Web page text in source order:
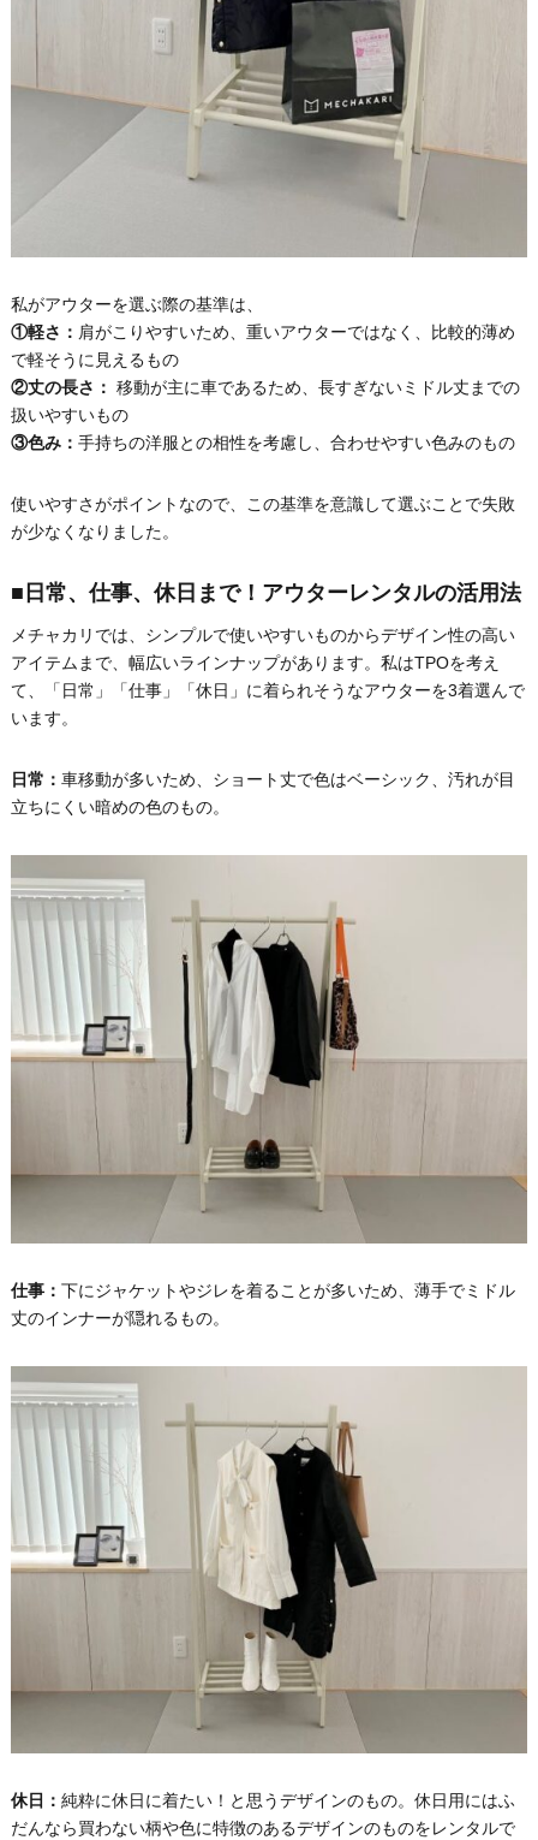
私がアウターを選ぶ際の基準は、
①軽さ： 肩がこりやすいため、重いアウターではなく、比較的薄め
で軽そうに見えるもの
②丈の長さ： 移動が主に車であるため、長すぎないミドル丈までの
扱いやすいもの
③色み： 手持ちの洋服との相性を考慮し、合わせやすい色みのもの
使いやすさがポイントなので、この基準を意識して選ぶことで失敗
が少なくなりました。
■日常、仕事、休日まで！アウターレンタルの活用法
メチャカリでは、シンプルで使いやすいものからデザイン性の高い
アイテムまで、幅広いラインナップがあります。私はTPOを考え
て、「日常」「仕事」「休日」に着られそうなアウターを3着選んで
います。
日常： 車移動が多いため、ショート丈で色はベーシック、汚れが目
立ちにくい暗めの色のもの。
仕事： 下にジャケットやジレを着ることが多いため、薄手でミドル
丈のインナーが隠れるもの。
休日： 純粋に休日に着たい！と思うデザインのもの。休日用にはふ
だんなら買わない柄や色に特徴のあるデザインのものをレンタルで